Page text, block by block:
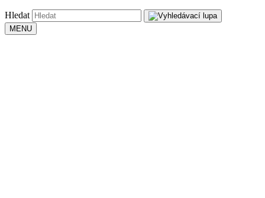
Hledat
MENU